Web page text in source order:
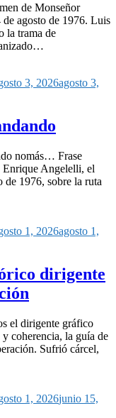
de Monseñor
agosto de 1976. Luis
la trama de
3, 2026agosto 3,
nomás… Frase
Enrique Angelelli, el
de 1976, sobre la ruta
1, 2026agosto 1,
dirigente
el dirigente gráfico
coherencia, la guía de
Sufrió cárcel,
1, 2026junio 15,